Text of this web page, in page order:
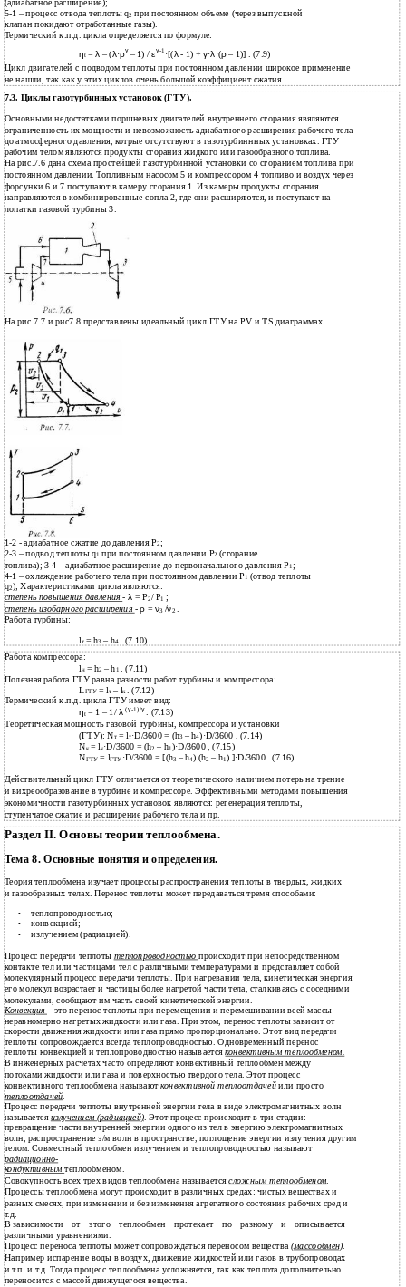
(адиабатное расширение);
5-1 – процесс отвода теплоты q2 при постоянном объеме (через выпускной
клапан покидают отработанные газы).
Термический к.п.д. цикла определяется по формуле:
ηt =λ – (λ·ργ – 1) /εγ-1 ·[(λ - 1) +γ·λ·(ρ– 1)] . (7.9)
Цикл двигателей с подводом теплоты при постоянном давлении широкое применение
не нашли, так как у этих циклов очень большой коэффициент сжатия.
7.3. Циклы газотурбинных установок (ГТУ).
Основными недостатками поршневых двигателей внутреннего сгорания явяляются
ограниченность их мощности и невозможность адиабатного расширения рабочего тела
до атмосферного давления, котрые отсутствуют в газотурбиннных установках. ГТУ
рабочим телом являются продукты сгорания жидкого или газообразного топлива.
На рис.7.6 дана схема простейшей газотурбинной установки со сгоранием топлива при
постоянном давлении. Топливным насосом 5 и компрессором 4 топливо и воздух через
форсунки 6 и 7 поступают в камеру сгорания 1. Из камеры продукты сгорания
направляются в комбинированные сопла 2, где они расширяются, и поступают на
лопатки газовой турбины 3.
На рис.7.7 и рис7.8 представлены идеальный цикл ГТУ на PV и TS диаграммах.
1-2 - адиабатное сжатие до давления Р2 ;
2-3 – подвод теплоты q1при постоянном давлении Р2(сгорание
топлива); 3-4 – адиабатное расширение до первоначального давления Р 1 ;
4-1 – охлаждение рабочего тела при постоянном давлении Р 1 (отвод теплоты
q2); Характеристиками цикла являются:
степень повышения давления- λ = Р2/ Р1;
степень изобарного расширения-ρ =ν3 /ν2.
Работа турбины:
lт = h3– h4 . (7.10)
Работа компрессора:
lн = h2 – h 1
. (7.11)
Полезная работа ГТУ равна разности работ турбины и компрессора:
LГТУ = lт – lк
. (7.12)
Термический к.п.д. цикла ГТУ имеет вид:
ηt = 1 – 1/λ(γ-1)/γ. (7.13)
Теоретическая мощность газовой турбины, компрессора и установки
(ГТУ): Nт = lт·D/3600 = (h3 – h4)·D/3600 , (7.14)
Nк = lк·D/3600 = (h2 – h1)·D/3600 , (7.15)
NГТУ= lГТУ ·D/3600 = [(h3 – h4) (h2– h1) ]·D/3600 . (7.16)
Действительный цикл ГТУ отличается от теоретического наличием потерь на трение
и вихреообразование в турбине и компрессоре. Эффективными методами повышения
экономичности газотурбинных установок являются: регенерация теплоты,
ступенчатое сжатие и расширение рабочего тела и пр.
Раздел II. Основы теории теплообмена.
Тема 8. Основные понятия и определения.
Теория теплообмена изучает процессы распространения теплоты в твердых, жидких
и газообразных телах. Перенос теплоты может передаваться тремя способами:
• теплопроводностью;
• конвекцией;
• излучением (радиацией).
Процесс передачи теплоты теплопроводностьюпроисходит при непосредственном
контакте тел или частицами тел с различными температурами и представляет собой
молекулярный процесс передачи теплоты. При нагревании тела, кинетическая энергия
его молекул возрастает и частицы более нагретой части тела, сталкиваясь с соседними
молекулами, сообщают им часть своей кинетической энергии.
Конвекция– это перенос теплоты при перемещении и перемешивании всей массы
неравномерно нагретых жидкости или газа. При этом, перенос теплоты зависит от
скорости движения жидкости или газа прямо пропорционально. Этот вид передачи
теплоты сопровождается всегда теплопроводностью. Одновременный перенос
теплоты конвекцией и теплопроводностью называетсяконвективным теплообменом.
В инженерных расчетах часто определяют конвективный теплообмен между
потоками жидкости или газа и поверхностью твердого тела. Этот процесс
конвективного теплообмена называютконвективной теплоотдачейили просто
теплоотдачей
Процесс передачи теплоты внутренней энергии тела в виде электромагнитных волн
называетсяизлучением (радиацией). Этот процесс происходит в три стадии:
превращение части внутренней энергии одного из тел в энергию электромагнитных
волн, распространение э/м волн в пространстве, поглощение энергии излучения другим
телом. Совместный теплообмен излучением и теплопроводностью называют
радиационно-
кондуктивнымтеплообменом.
Совокупность всех трех видов теплообмена называетсясложным теплообменом.
Процессы теплообмена могут происходит в различных средах: чистых веществах и
разных смесях, при изменении и без изменения агрегатного состояния рабочих сред и
т.д.
В зависимости от этого теплообмен протекает по разному и описывается
различными уравнениями.
Процесс переноса теплоты может сопровождаться переносом вещества(массообмен).
Например испарение воды в воздух, движение жидкостей или газов в трубопроводах
и.т.п. и.т.д. Тогда процесс теплообмена усложняется, так как теплота дополнительно
переносится с массой движущегося вещества.